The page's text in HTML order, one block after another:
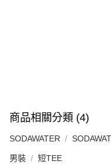
商品相關分類 (4)
SODAWATER
男裝 短TEE